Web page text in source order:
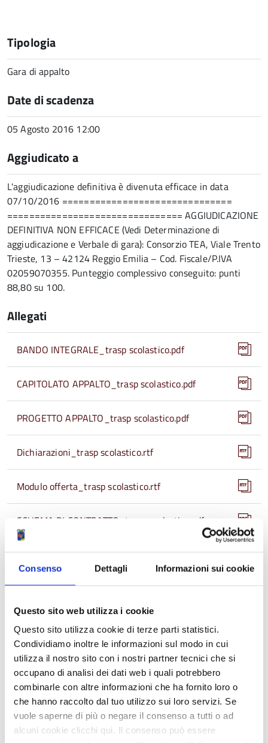
Consenso Dettagli Informazioni sui cookie
Questo sito web utilizza i cookie
Questo sito utilizza cookie di terze parti statistici.
Condividiamo inoltre le informazioni sul modo in cui
utilizza il nostro sito con i nostri partner tecnici che si
occupano di analisi dei dati web i quali potrebbero
combinarle con altre informazioni che ha fornito loro o
che hanno raccolto dal tuo utilizzo sui loro servizi. Se
vuole saperne di più o negare il consenso a tutti o ad
alcuni cookie clicchi qui. Il consenso può essere
Tipologia
Gara di appalto
Date di scadenza
05 Agosto 2016 12:00
Aggiudicato a
L'aggiudicazione definitiva è divenuta efficace in data
07/10/2016 ===============================
================================ AGGIUDICAZIONE
DEFINITIVA NON EFFICACE (Vedi Determinazione di
aggiudicazione e Verbale di gara): Consorzio TEA, Viale Trento
Trieste, 13 – 42124 Reggio Emilia – Cod. Fiscale/P.IVA
02059070355. Punteggio complessivo conseguito: punti
88,80 su 100.
Allegati
BANDO INTEGRALE_trasp scolastico.pdf
CAPITOLATO APPALTO_trasp scolastico.pdf
PROGETTO APPALTO_trasp scolastico.pdf
Dichiarazioni_trasp scolastico.rtf
Modulo offerta_trasp scolastico.rtf
SCHEMA DI CONTRATTO_trasp scolastico.pdf
PROVVEDIMENTO AMMESSI ESCLUSI_trasp
scolastico.pdf
Det agg def non efficace e verbale di gara.pdf
RESOCONTO GEST. FINANZ. SERV.
TRASPORTO A.S. 2016-17.pdf
Condividi